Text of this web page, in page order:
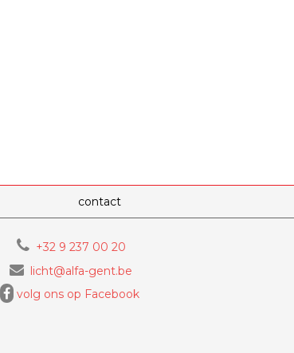
contact
+32 9 237 00 20
licht@alfa-gent.be
volg ons op Facebook